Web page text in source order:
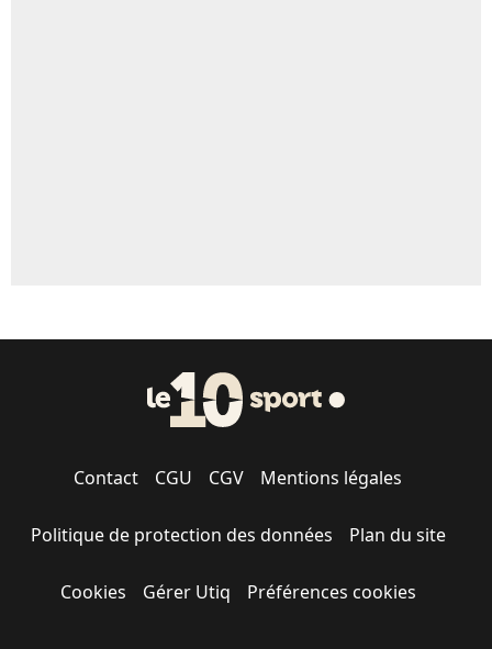
Contact CGU CGV Mentions légales
Politique de protection des données Plan du site
Cookies Gérer Utiq Préférences cookies